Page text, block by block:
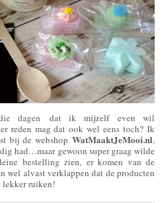
dagen dat ik mijzelf even wil
reden mag dat ook wel eens toch? Ik
bij de webshop WatMaaktJeMooi.nl,
had…maar gewoon super graag wilde
bestelling zien, er komen van de
wel alvast verklappen dat de producten
lekker ruiken!